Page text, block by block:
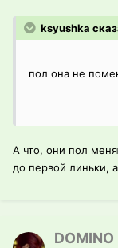
ksyushka
пол она не
А что, они пол
до первой линьки,
DOMINO